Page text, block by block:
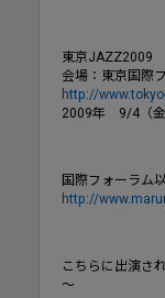
東京JAZZ2009
会場：東京国際
http://
2009年 9/4（金
国際フォーラム
http://
こちらに出演さ
～